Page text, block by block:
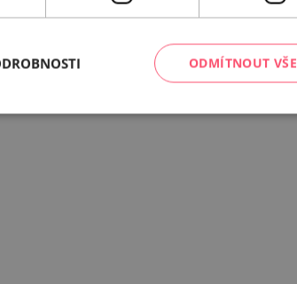
ODMÍTNOUT VŠE